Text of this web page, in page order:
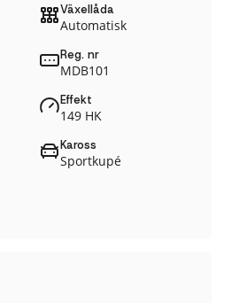
Växellåda
Automatisk
Reg. nr
MDB101
Effekt
149 HK
Kaross
Sportkupé